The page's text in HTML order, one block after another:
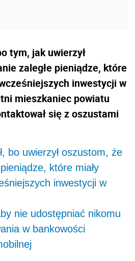
tym, jak uwierzył
zaległe pieniądze, które
inwestycji w
mieszkaniec powiatu
się z oszustami
bo uwierzył oszustom, że
które miały
inwestycji w
nie udostępniać nikomu
w bankowości